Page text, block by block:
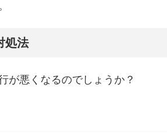
処法
が悪くなるのでしょうか？